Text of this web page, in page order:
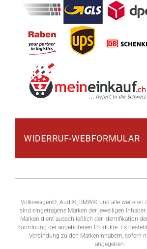
Volkswagen®, Audi®, BMW® und alle weiteren
sind eingetragene Marken der jeweiligen
Marken dient ausschließlich der Identifikation
Zuordnung der angebotenen Produkte. Es
Verbindung zu den Markeninhabern, sofern
angegeben.